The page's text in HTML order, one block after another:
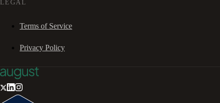
LEGAL
Terms of Service
Privacy Policy